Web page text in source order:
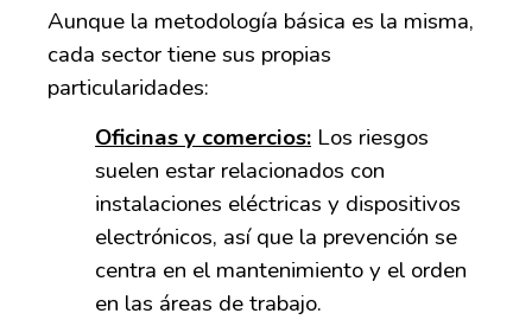
Aunque la metodología básica es la misma,
cada sector tiene sus propias
particularidades:
Oficinas y comercios: Los riesgos
suelen estar relacionados con
instalaciones eléctricas y dispositivos
electrónicos, así que la prevención se
centra en el mantenimiento y el orden
en las áreas de trabajo.